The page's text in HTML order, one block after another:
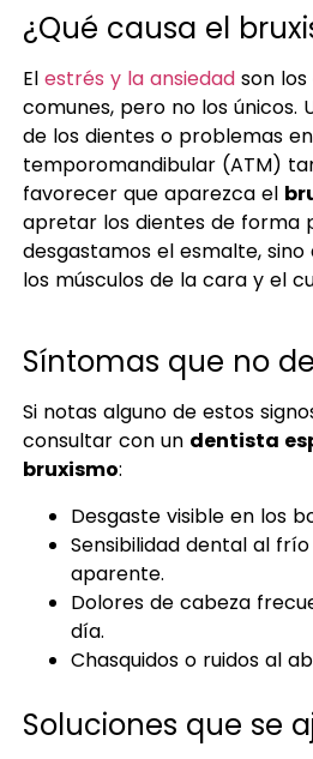
¿Qué causa el
El estrés y la ansiedadson los
comunes, pero no los únicos.
de los dientes o problemas
temporomandibular (ATM)
favorecer que aparezca el
apretar los dientes de forma
desgastamos el esmalte,
los músculos de la cara y el
Síntomas que no
Si notas alguno de estos
consultar con un dentista
bruxismo:
Desgaste visible en los
Sensibilidad dental al
aparente.
Dolores de cabeza
día.
Chasquidos o ruidos al
Soluciones que se